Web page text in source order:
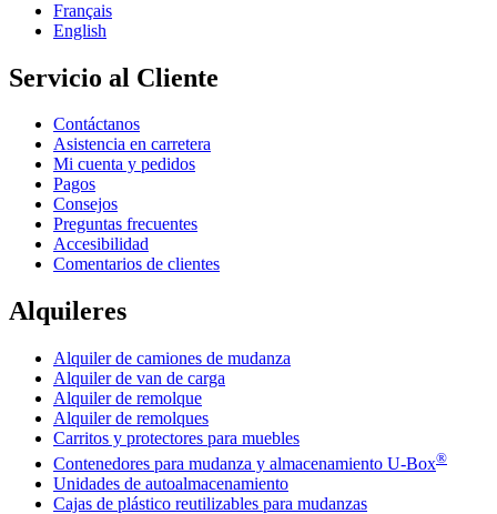
Français
English
Servicio al Cliente
Contáctanos
Asistencia en carretera
Mi cuenta y pedidos
Pagos
Consejos
Preguntas frecuentes
Accesibilidad
Comentarios de clientes
Alquileres
Alquiler de camiones de mudanza
Alquiler de van de carga
Alquiler de remolque
Alquiler de remolques
Carritos y protectores para muebles
Contenedores para mudanza y almacenamiento U-Box®
Unidades de autoalmacenamiento
Cajas de plástico reutilizables para mudanzas